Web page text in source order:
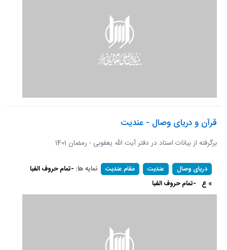
قرآن و دریای وصال - عندیت
برگرفته از بیانات استاد در دفتر آیت الله یعقوبی - رمضان 1401
دریای وصال عندیت مقام عندیت نمایه ها: -تمام حروف الفبا
» ع -تمام حروف الفبا